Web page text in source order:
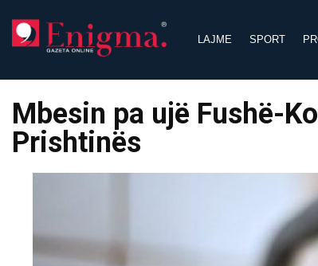
content
LAJME SPORT
Mbesin pa ujë Fushë-
Prishtinës